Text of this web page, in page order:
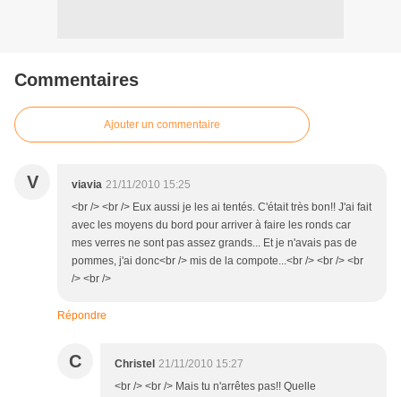
Commentaires
Ajouter un commentaire
V viavia 21/11/2010 15:25
<br /> <br /> Eux aussi je les ai tentés. C'était très bon!! J'ai fait
avec les moyens du bord pour arriver à faire les ronds car
mes verres ne sont pas assez grands... Et je n'avais pas de
pommes, j'ai donc<br /> mis de la compote...<br /> <br /> <br
/> <br />
Répondre
C Christel 21/11/2010 15:27
<br /> <br /> Mais tu n'arrêtes pas!! Quelle